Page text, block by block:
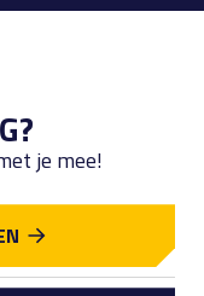
je mee!